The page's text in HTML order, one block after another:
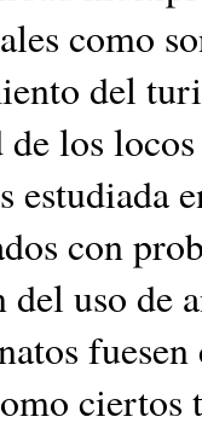
como
del
los
con
uso de
ciertos